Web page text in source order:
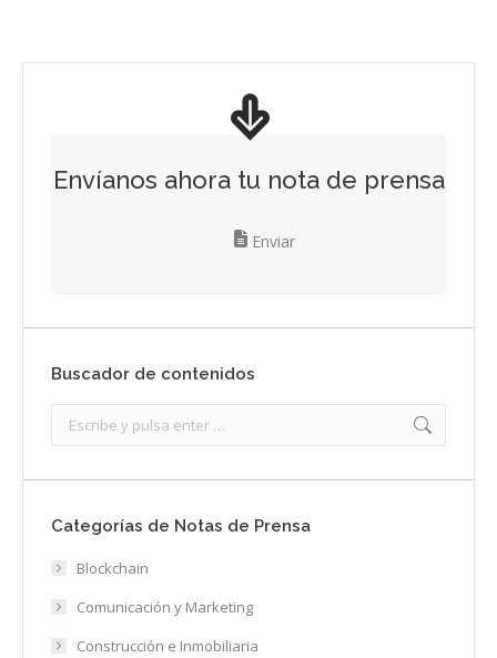
Envíanos ahora tu nota de prensa
Enviar
Buscador de contenidos
Categorías de Notas de Prensa
Blockchain
Comunicación y Marketing
Construcción e Inmobiliaria